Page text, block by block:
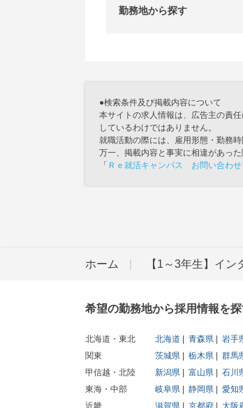
勤務地から探す
●検索条件及び掲載内容について
本サイトの求人情報は、広告主の責
しているわけではありません。
就職活動の際には、雇用形態・勤務
万一、掲載内容と事実に相違があっ
「 Ｒｅ就活キャンパス お問い合わ
ホーム 【1～3年生】イン
希望の勤務地から採用情報を
北海道・東北 北海道 青森県 岩手
関東
茨城県 栃木県 群馬
甲信越・北陸
新潟県 富山県 石川
東海・中部
岐阜県 静岡県 愛知
近畿
滋賀県 京都府 大阪